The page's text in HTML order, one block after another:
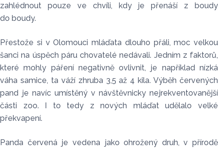
zahlédnout pouze ve chvíli, kdy je přenáší z boudy
do boudy.
Přestože si v Olomouci mláďata dlouho přáli, moc velkou
šanci na úspěch páru chovatelé nedávali. Jedním z faktorů,
které mohly páření negativně ovlivnit, je například nízká
váha samice, ta váží zhruba 3,5 až 4 kila. Výběh červených
pand je navíc umístěný v návštěvnicky nejrekventovanější
části zoo. I to tedy z nových mláďat udělalo velké
překvapení.
Panda červená je vedena jako ohrožený druh, v přírodě